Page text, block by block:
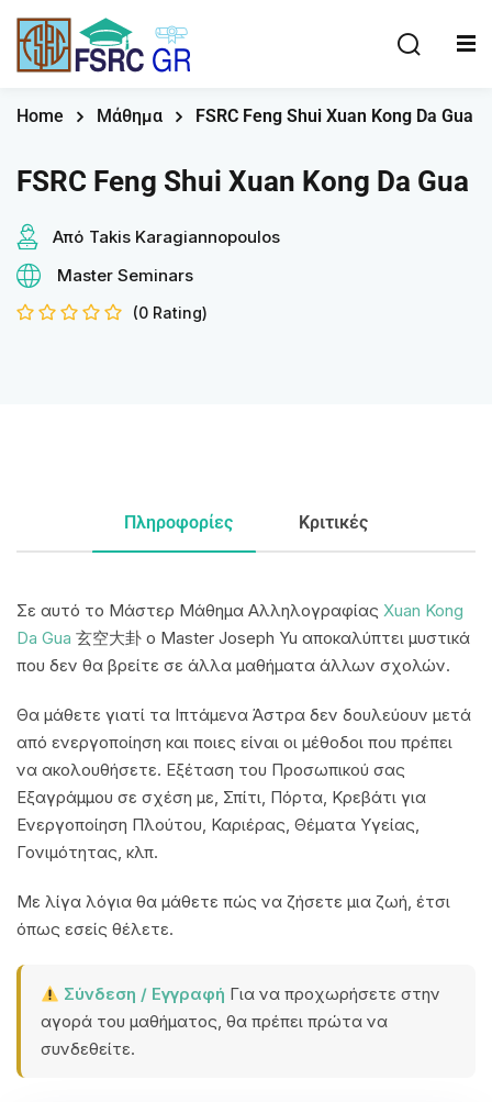
Home Μάθημα FSRC Feng Shui Xuan Kong Da Gua
FSRC Feng Shui Xuan Kong Da Gua
Από Takis Karagiannopoulos
Master Seminars
(0 Rating)
Πληροφορίες Κριτικές
Σε αυτό το Μάστερ Μάθημα Αλληλογραφίας Xuan Kong
Da Gua 玄空大卦 ο Master Joseph Yu αποκαλύπτει μυστικά
που δεν θα βρείτε σε άλλα μαθήματα άλλων σχολών.
Θα μάθετε γιατί τα Ιπτάμενα Άστρα δεν δουλεύουν μετά
από ενεργοποίηση και ποιες είναι οι μέθοδοι που πρέπει
να ακολουθήσετε. Εξέταση του Προσωπικού σας
Εξαγράμμου σε σχέση με, Σπίτι, Πόρτα, Κρεβάτι για
Ενεργοποίηση Πλούτου, Καριέρας, Θέματα Υγείας,
Γονιμότητας, κλπ.
Με λίγα λόγια θα μάθετε πώς να ζήσετε μια ζωή, έτσι
όπως εσείς θέλετε.
Σύνδεση / Εγγραφή Για να προχωρήσετε στην
αγορά του μαθήματος, θα πρέπει πρώτα να
συνδεθείτε.